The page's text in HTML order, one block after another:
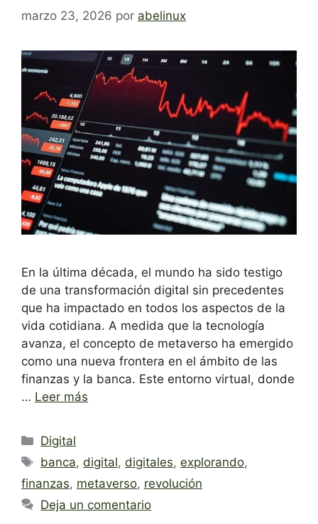
marzo 23, 2026 por abelinux
En la última década, el mundo ha sido testigo
de una transformación digital sin precedentes
que ha impactado en todos los aspectos de la
vida cotidiana. A medida que la tecnología
avanza, el concepto de metaverso ha emergido
como una nueva frontera en el ámbito de las
finanzas y la banca. Este entorno virtual, donde
… Leer más
Categorías
Digital
Etiquetas
banca,digital,digitales,explorando,
finanzas, metaverso, revolución
Deja un comentario